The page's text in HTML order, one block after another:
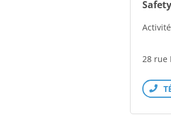
28 rue